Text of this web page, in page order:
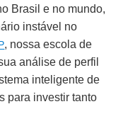
Brasil e no mundo,
instável no
, nossa escola de
análise de perfil
inteligente de
para investir tanto